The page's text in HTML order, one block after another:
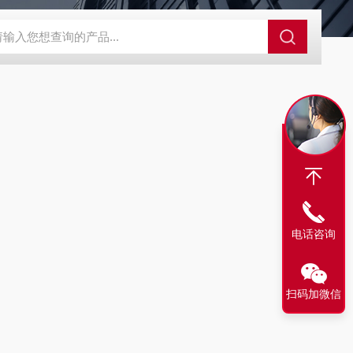
SBD-100B SBD-100D成都漏氯报警仪 漏氯报警器 漏氯检测仪
电话咨询
扫码加微信